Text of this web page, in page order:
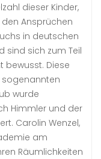
dieser Kinder,
Ansprüchen
in deutschen
sind sich zum Teil
bewusst. Diese
sogenannten
wurde
Himmler und der
Carolin Wenzel,
am
Räumlichkeiten